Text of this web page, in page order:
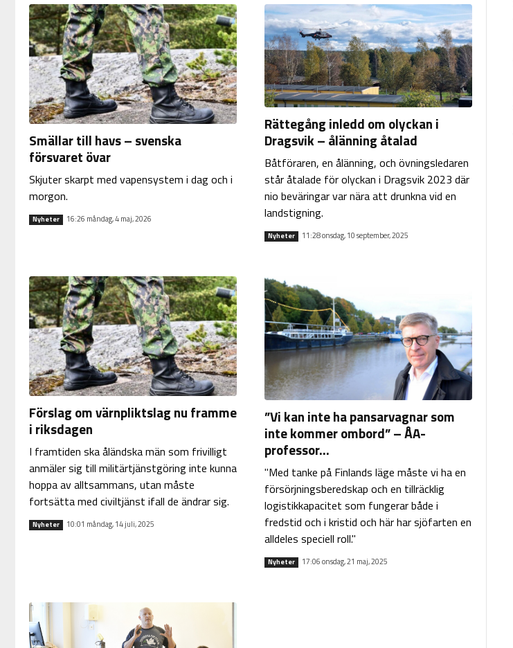
Smällar till havs – svenska
försvaret övar
Skjuter skarpt med vapensystem i dag och i
morgon.
Nyheter 16:26 måndag, 4 maj, 2026
Rättegång inledd om olyckan i
Dragsvik – ålänning åtalad
Båtföraren, en ålänning, och övningsledaren
står åtalade för olyckan i Dragsvik 2023 där
nio beväringar var nära att drunkna vid en
landstigning.
Nyheter 11:28 onsdag, 10 september, 2025
Förslag om värnpliktslag nu framme
i riksdagen
I framtiden ska åländska män som frivilligt
anmäler sig till militärtjänstgöring inte kunna
hoppa av alltsammans, utan måste
fortsätta med civiltjänst ifall de ändrar sig.
Nyheter 10:01 måndag, 14 juli, 2025
”Vi kan inte ha pansarvagnar som
inte kommer ombord” – ÅA-
professor...
"Med tanke på Finlands läge måste vi ha en
försörjningsberedskap och en tillräcklig
logistikkapacitet som fungerar både i
fredstid och i kristid och här har sjöfarten en
alldeles speciell roll."
Nyheter 17:06 onsdag, 21 maj, 2025